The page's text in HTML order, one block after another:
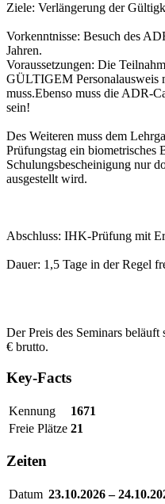
Ziele: Verlängerung der
Vorkenntnisse: Besuch des
Jahren.
Voraussetzungen: Die
GÜLTIGEM Personalausweis
muss.Ebenso muss die ADR-
sein!
Des Weiteren muss dem
Prüfungstag ein
Schulungsbescheinigung nur
ausgestellt wird.
Abschluss: IHK-Prüfung mit
Dauer: 1,5 Tage in der Regel
Der Preis des Seminars
€ brutto.
Key-Facts
Kennung
1671
Freie Plätze 21
Zeiten
Datum 23.10.2026 –